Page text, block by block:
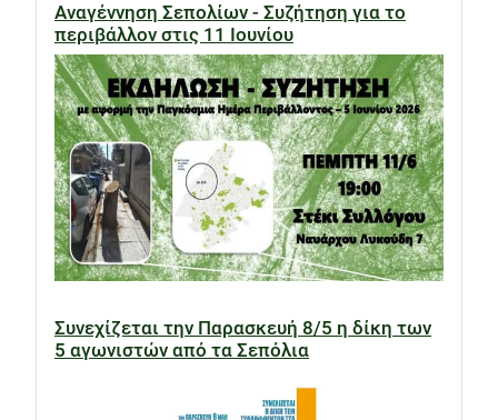
Αναγέννηση Σεπολίων - Συζήτηση για το
περιβάλλον στις 11 Ιουνίου
Συνεχίζεται την Παρασκευή 8/5 η δίκη των
5 αγωνιστών από τα Σεπόλια